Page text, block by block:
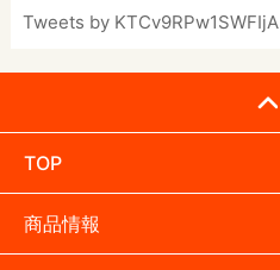
Tweets by KTCv9RPw1SWFIjA
TOP
商品情報